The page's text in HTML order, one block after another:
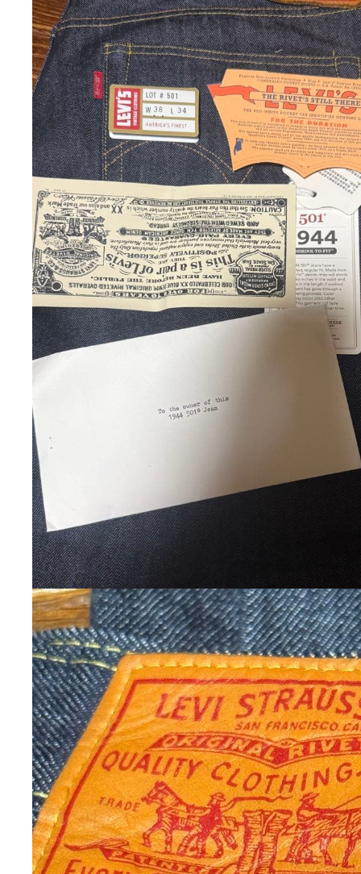
発送元の地域:
神
発送までの日数:
2~3
サイズ
photo_description
ブランド